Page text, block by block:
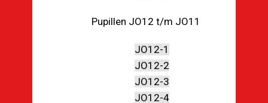
Pupillen JO12 t/m JO11
JO12-1
JO12-2
JO12-3
JO12-4